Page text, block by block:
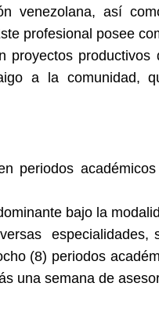
venezolana, así
profesional posee
a la comunidad,
periodos
bajo la
especialidades,
(8) periodos
una semana de